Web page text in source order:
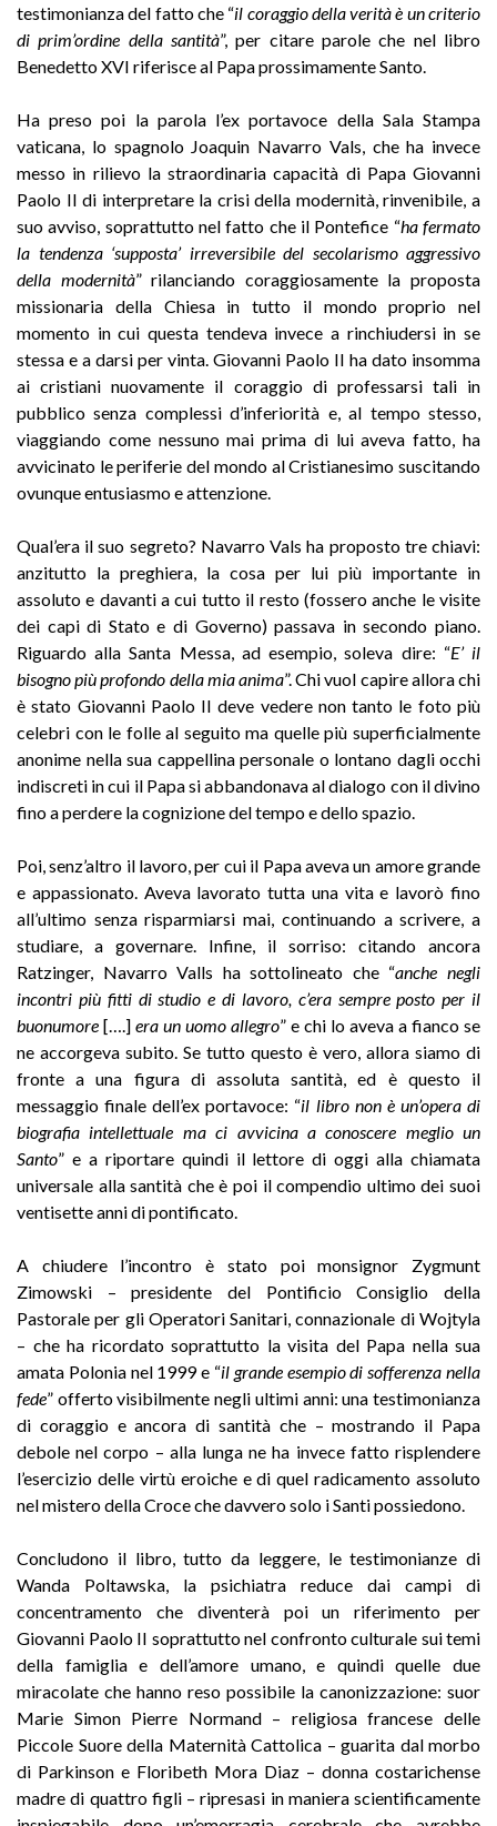
testimonianza del fatto che “il coraggio della verità è un criterio
di prim’ordine della santità”, per citare parole che nel libro
Benedetto XVI riferisce al Papa prossimamente Santo.
Ha preso poi la parola l’ex portavoce della Sala Stampa
vaticana, lo spagnolo Joaquin Navarro Vals, che ha invece
messo in rilievo la straordinaria capacità di Papa Giovanni
Paolo II di interpretare la crisi della modernità, rinvenibile, a
suo avviso, soprattutto nel fatto che il Pontefice “ha fermato
la tendenza ‘supposta’ irreversibile del secolarismo aggressivo
della modernità” rilanciando coraggiosamente la proposta
missionaria della Chiesa in tutto il mondo proprio nel
momento in cui questa tendeva invece a rinchiudersi in se
stessa e a darsi per vinta. Giovanni Paolo II ha dato insomma
ai cristiani nuovamente il coraggio di professarsi tali in
pubblico senza complessi d’inferiorità e, al tempo stesso,
viaggiando come nessuno mai prima di lui aveva fatto, ha
avvicinato le periferie del mondo al Cristianesimo suscitando
ovunque entusiasmo e attenzione.
Qual’era il suo segreto? Navarro Vals ha proposto tre chiavi:
anzitutto la preghiera, la cosa per lui più importante in
assoluto e davanti a cui tutto il resto (fossero anche le visite
dei capi di Stato e di Governo) passava in secondo piano.
Riguardo alla Santa Messa, ad esempio, soleva dire: “E’ il
bisogno più profondo della mia anima”. Chi vuol capire allora chi
è stato Giovanni Paolo II deve vedere non tanto le foto più
celebri con le folle al seguito ma quelle più superficialmente
anonime nella sua cappellina personale o lontano dagli occhi
indiscreti in cui il Papa si abbandonava al dialogo con il divino
fino a perdere la cognizione del tempo e dello spazio.
Poi, senz’altro il lavoro, per cui il Papa aveva un amore grande
e appassionato. Aveva lavorato tutta una vita e lavorò fino
all’ultimo senza risparmiarsi mai, continuando a scrivere, a
studiare, a governare. Infine, il sorriso: citando ancora
Ratzinger, Navarro Valls ha sottolineato che “anche negli
incontri più fitti di studio e di lavoro, c’era sempre posto per il
buonumore [….] era un uomo allegro” e chi lo aveva a fianco se
ne accorgeva subito. Se tutto questo è vero, allora siamo di
fronte a una figura di assoluta santità, ed è questo il
messaggio finale dell’ex portavoce: “il libro non è un’opera di
biografia intellettuale ma ci avvicina a conoscere meglio un
Santo” e a riportare quindi il lettore di oggi alla chiamata
universale alla santità che è poi il compendio ultimo dei suoi
ventisette anni di pontificato.
A chiudere l’incontro è stato poi monsignor Zygmunt
Zimowski – presidente del Pontificio Consiglio della
Pastorale per gli Operatori Sanitari, connazionale di Wojtyla
– che ha ricordato soprattutto la visita del Papa nella sua
amata Polonia nel 1999 e “il grande esempio di sofferenza nella
fede” offerto visibilmente negli ultimi anni: una testimonianza
di coraggio e ancora di santità che – mostrando il Papa
debole nel corpo – alla lunga ne ha invece fatto risplendere
l’esercizio delle virtù eroiche e di quel radicamento assoluto
nel mistero della Croce che davvero solo i Santi possiedono.
Concludono il libro, tutto da leggere, le testimonianze di
Wanda Poltawska, la psichiatra reduce dai campi di
concentramento che diventerà poi un riferimento per
Giovanni Paolo II soprattutto nel confronto culturale sui temi
della famiglia e dell’amore umano, e quindi quelle due
miracolate che hanno reso possibile la canonizzazione: suor
Marie Simon Pierre Normand – religiosa francese delle
Piccole Suore della Maternità Cattolica – guarita dal morbo
di Parkinson e Floribeth Mora Diaz – donna costarichense
madre di quattro figli – ripresasi in maniera scientificamente